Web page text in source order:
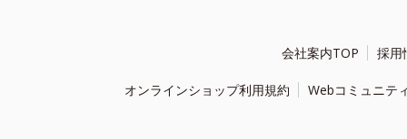
会社案内TOP 採用
オンラインショップ利用規約 Webコミュニテ